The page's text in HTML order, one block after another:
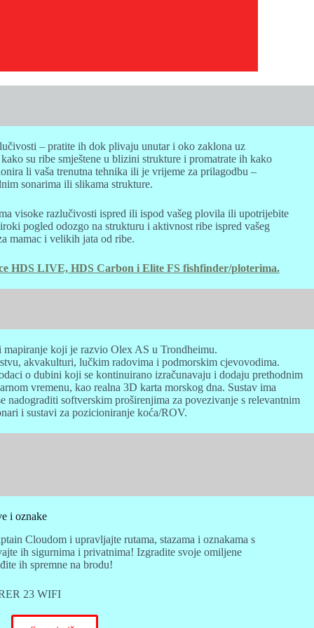
– pratite ih dok plivaju unutar i oko zaklona uz
su ribe smještene u blizini strukture i promatrate ih kako
li vaša trenutna tehnika ili je vrijeme za prilagodbu –
sonarima ili slikama strukture.
visoke razlučivosti ispred ili ispod vašeg plovila ili upotrijebite
pogled odozgo na strukturu i aktivnost ribe ispred vašeg
mamac i velikih jata od ribe.
HDS LIVE, HDS Carbon i Elite FS fishfinder/ploterima.
koji je razvio Olex AS u Trondheimu.
akvakulturi, lučkim radovima i podmorskim cjevovodima.
o dubini koji se kontinuirano izračunavaju i dodaju prethodnim
vremenu, kao realna 3D karta morskog dna. Sustav ima
nadograditi softverskim proširenjima za povezivanje s relevantnim
i sustavi za pozicioniranje koća/ROV.
i oznake
Cloudom i upravljajte rutama, stazama i oznakama s
ih sigurnima i privatnima! Izgradite svoje omiljene
ih spremne na brodu!
23 WIFI